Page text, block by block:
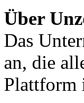
Über
Das
an, die
Plattform